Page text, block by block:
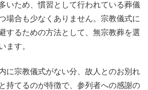
いため、慣習として行われている葬儀
場合も少なくありません。宗教儀式に
するための方法として、無宗教葬を選
ます。
に宗教儀式がない分、故人とのお別れ
持てるのが特徴で、参列者への感謝の